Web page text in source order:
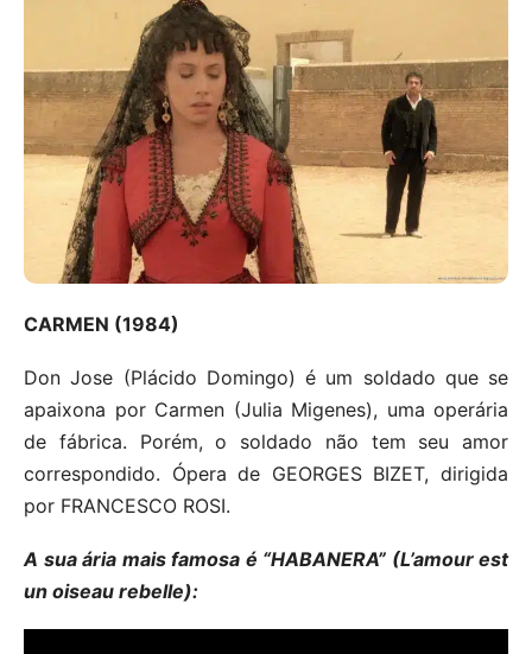
CARMEN (1984)
Don Jose (Plácido Domingo) é um soldado que se
apaixona por Carmen (Julia Migenes), uma operária
de fábrica. Porém, o soldado não tem seu amor
correspondido. Ópera de GEORGES BIZET, dirigida
por FRANCESCO ROSI.
A sua ária mais famosa é “HABANERA” (L’amour est
un oiseau rebelle):